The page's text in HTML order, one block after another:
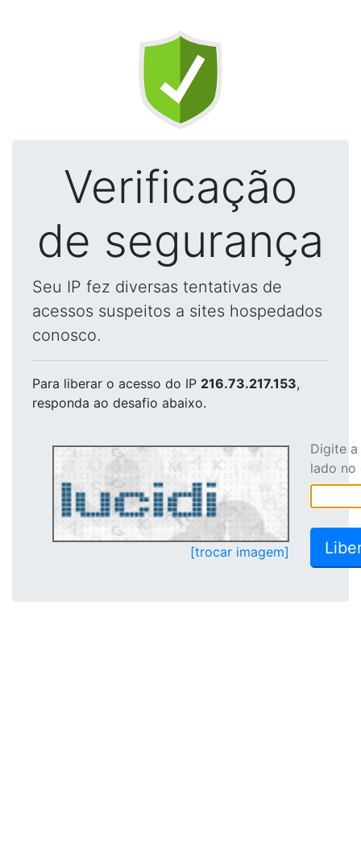
Verificação
de segurança
Seu IP fez diversas tentativas de
acessos suspeitos a sites hospedados
conosco.
Para liberar o acesso do IP 216.73.217.153,
responda ao desafio abaixo.
[trocar imagem]
Digite
lado no